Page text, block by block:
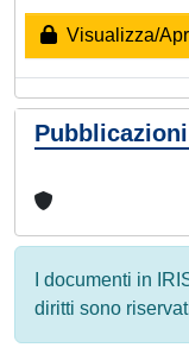
Visualizza/
I documenti in
diritti sono